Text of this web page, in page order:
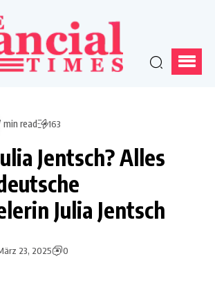
min read 163
Jentsch? Alles
Julia Jentsch
23, 2025 0